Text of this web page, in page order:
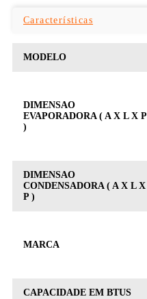
Características
MODELO
DIMENSAO
EVAPORADORA ( A X L X P
)
DIMENSAO
CONDENSADORA ( A X L X
P )
MARCA
CAPACIDADE EM BTUS